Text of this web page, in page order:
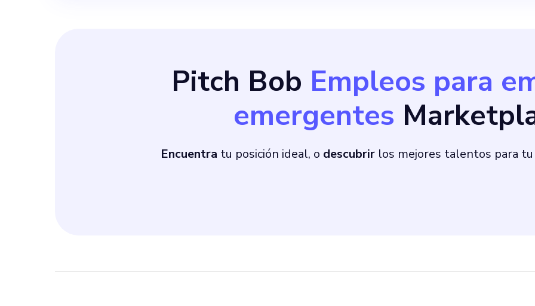
Pitch Bob Empleos para
emergentes
Encuentra tu posición ideal, o descubrirlos mejores talentos para